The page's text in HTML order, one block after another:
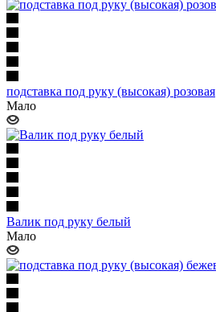
подставка под руку (высокая) розовая
Мало
Валик под руку белый
Мало